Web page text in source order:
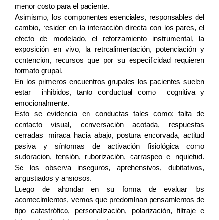
menor costo para el paciente.
Asimismo, los componentes esenciales, responsables del
cambio, residen en la interacción directa con los pares, el
efecto de modelado, el reforzamiento instrumental, la
exposición en vivo, la retroalimentación, potenciación y
contención, recursos que por su especificidad requieren
formato grupal.
En los primeros encuentros grupales los pacientes suelen
estar inhibidos, tanto conductual como cognitiva y
emocionalmente.
Esto se evidencia en conductas tales como: falta de
contacto visual, conversación acotada, respuestas
cerradas, mirada hacia abajo, postura encorvada, actitud
pasiva y síntomas de activación fisiológica como
sudoración, tensión, ruborización, carraspeo e inquietud.
Se los observa inseguros, aprehensivos, dubitativos,
angustiados y ansiosos.
Luego de ahondar en su forma de evaluar los
acontecimientos, vemos que predominan pensamientos de
tipo catastrófico, personalización, polarización, filtraje e